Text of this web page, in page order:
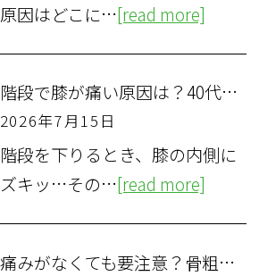
原因はどこに…[read more]
階段で膝が痛い原因は？40代女性が知るべき3つの疾患と対処法
2026年7月15日
階段を下りるとき、膝の内側に
ズキッ…その…[read more]
痛みがなくても要注意？骨粗しょう症を放置する骨折リスクと検査法